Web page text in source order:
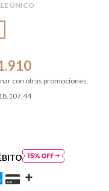
ÚNICO
con otras promociones.